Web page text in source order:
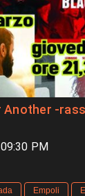
Another -
PM
Empoli